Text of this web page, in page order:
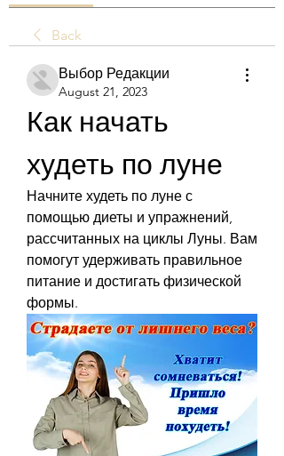
Back
Выбор Редакции
August 21, 2023
Как начать
худеть по луне
Начните худеть по луне с
помощью диеты и упражнений,
рассчитанных на циклы Луны. Вам
помогут удерживать правильное
питание и достигать физической
формы.